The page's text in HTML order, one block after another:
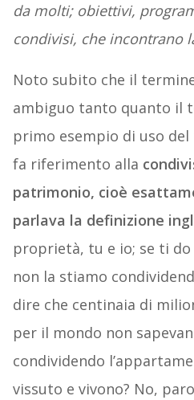
da molti; obiettivi,
condivisi, che incontrano
Noto subito che il
ambiguo tanto quanto il
primo esempio di uso
fa riferimento alla
patrimonio, cioè
parlava la definizione
proprietà, tu e io; se ti
non la stiamo
dire che centinaia di
per il mondo non
condividendo
vissuto e vivono? No,